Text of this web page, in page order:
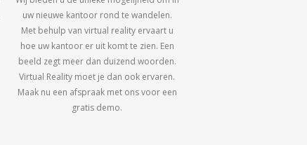
uw nieuwe kantoor rond te wandelen.
Met behulp van virtual reality ervaart u
hoe uw kantoor er uit komt te zien. Een
beeld zegt meer dan duizend woorden.
Virtual Reality moet je dan ook ervaren.
Maak nu een afspraak met ons voor een
gratis demo.